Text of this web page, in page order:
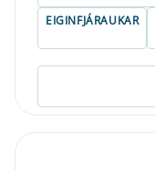
EIGINFJÁRAUKAR